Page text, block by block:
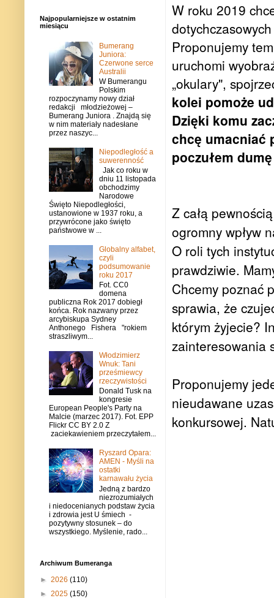
W roku 2019
Proponujemy
uruchomi
„okulary",
kolei pomoże
Dzięki komu
chcę umacniać
poczułem
Z całą
ogromny wpływ
O roli tych
prawdziwie.
Chcemy poznać
sprawia, że
którym żyjecie?
zainteresowania
Proponujemy
nieudawane
konkursowej.
Najpopularniejsze w ostatnim
miesiącu
Bumerang
Juniora:
Czerwone serce
Australii
W Bumerangu
Polskim
rozpoczynamy nowy dział
redakcji młodzieżowej –
Bumerang Juniora . Znajdą się
w nim materiały nadesłane
przez naszyc...
Niepodległość a
suwerenność
Jak co roku w
dniu 11 listopada
obchodzimy
Narodowe
Święto Niepodległości,
ustanowione w 1937 roku, a
przywrócone jako święto
państwowe w ...
Globalny alfabet,
czyli
podsumowanie
roku 2017
Fot. CC0
domena
publiczna Rok 2017 dobiegł
końca. Rok nazwany przez
arcybiskupa Sydney
Anthonego Fishera "rokiem
straszliwym...
Włodzimierz
Wnuk: Tani
prześmiewcy
rzeczywistości
Donald Tusk na
kongresie
European People's Party na
Malcie (marzec 2017). Fot. EPP
Flickr CC BY 2.0 Z
zaciekawieniem przeczytałem...
Ryszard Opara:
AMEN - Myśli na
ostatki
karnawału życia
Jedną z bardzo
niezrozumiałych
i niedocenianych podstaw życia
i zdrowia jest U śmiech -
pozytywny stosunek – do
wszystkiego. Myślenie, rado...
Archiwum Bumeranga
► 2026 (110)
► 2025 (150)